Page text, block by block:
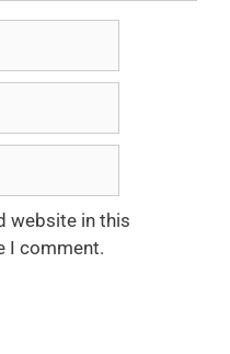
website in this
I comment.